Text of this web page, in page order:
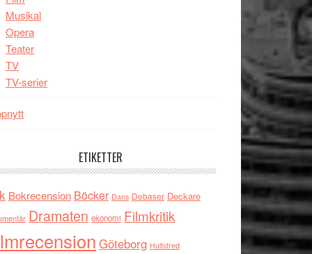
Musikal
Opera
Teater
TV
TV-serier
ETIKETTER
Bokrecension Böcker Dans Debaser Deckare
Dramaten ekonomi Filmkritik
Göteborg Hultsfred